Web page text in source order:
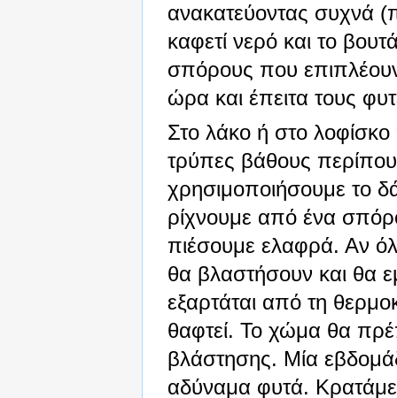
ανακατεύοντας συχνά
καφετί νερό και το
σπόρους που
ώρα και έπειτα τους
Στο λάκο ή στο λοφίσκο
τρύπες βάθους περίπου
χρησιμοποιήσουμε το
ρίχνουμε από ένα
πιέσουμε ελαφρά. Αν
θα βλαστήσουν και θα
εξαρτάται από τη
θαφτεί. Το χώμα θα
βλάστησης. Μία
αδύναμα φυτά.